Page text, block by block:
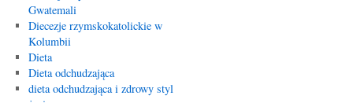
Gwatemali
Diecezje rzymskokatolickie w
Kolumbii
Dieta
Dieta odchudzająca
dieta odchudzająca i zdrowy styl